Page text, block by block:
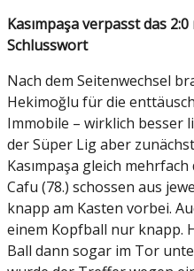
Kasımpaşa verpasst das
Schlusswort
Nach dem Seitenwechsel
Hekimoğlu für die
Immobile – wirklich besser
der Süper Lig aber
Kasımpaşa gleich
Cafu (78.) schossen aus
knapp am Kasten vorbei.
einem Kopfball nur knapp.
Ball dann sogar im Tor